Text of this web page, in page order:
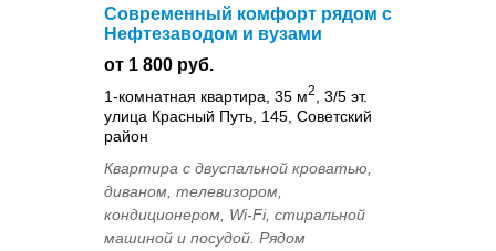
Современный комфорт рядом с
Нефтезаводом и вузами
от 1 800 руб.
1-комнатная квартира, 35 м2
, 3/5 эт.
улица Красный Путь, 145, Советский
район
Квартира с двуспальной кроватью,
диваном, телевизором,
кондиционером, Wi-Fi, стиральной
машиной и посудой. Рядом